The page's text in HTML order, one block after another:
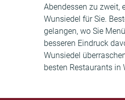
Abendessen zu zweit,
Wunsiedel für Sie.
gelangen, wo Sie
besseren Eindruck
Wunsiedel
besten Restaurants in